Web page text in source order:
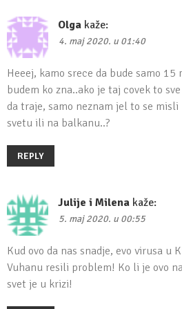
Olga kaže:
4. maj 2020. u 01:40
Heeej, kamo srece da bude samo 15
budem ko zna..ako je taj covek to
da traje, samo neznam jel to se
svetu ili na balkanu..?
REPLY
Julije i Milena kaže:
5. maj 2020. u 00:55
Kud ovo da nas snadje, evo virusa u
Vuhanu resili problem! Ko li je ovo
svet je u krizi!